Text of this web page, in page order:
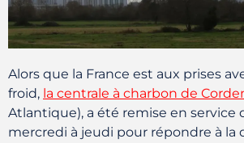
Alors que la France est aux prises
froid, la centrale à charbon de
Atlantique), a été remise en service
mercredi à jeudi pour répondre à la